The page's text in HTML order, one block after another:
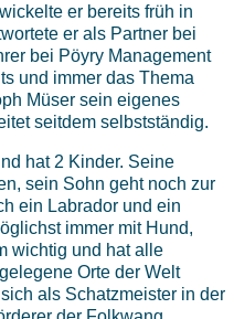
er bereits früh in
er als Partner bei
bei Pöyry Management
und immer das Thema
Müser sein eigenes
seitdem selbstständig.
hat 2 Kinder. Seine
sein Sohn geht noch zur
ein Labrador und ein
immer mit Hund,
wichtig und hat alle
Orte der Welt
als Schatzmeister in der